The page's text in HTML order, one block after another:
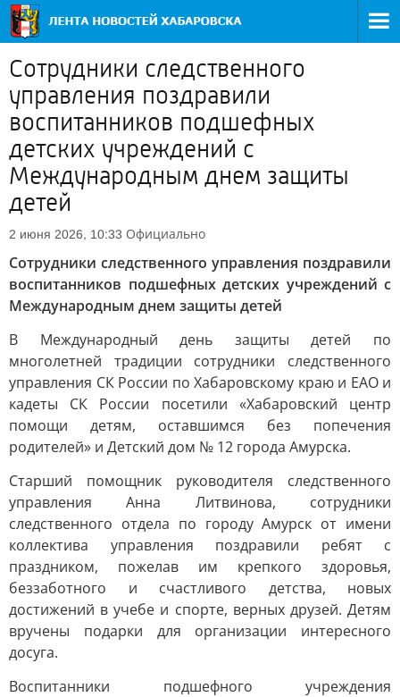
Сотрудники следственного
управления поздравили
воспитанников подшефных
детских учреждений с
Международным днем защиты
детей
2 июня 2026, 10:33 Официально
Сотрудники следственного управления поздравили
воспитанников подшефных детских учреждений с
Международным днем защиты детей
В Международный день защиты детей по
многолетней традиции сотрудники следственного
управления СК России по Хабаровскому краю и ЕАО и
кадеты СК России посетили «Хабаровский центр
помощи детям, оставшимся без попечения
родителей» и Детский дом № 12 города Амурска.
Старший помощник руководителя следственного
управления Анна Литвинова, сотрудники
следственного отдела по городу Амурск от имени
коллектива управления поздравили ребят с
праздником, пожелав им крепкого здоровья,
беззаботного и счастливого детства, новых
достижений в учебе и спорте, верных друзей. Детям
вручены подарки для организации интересного
досуга.
Воспитанники подшефного учреждения